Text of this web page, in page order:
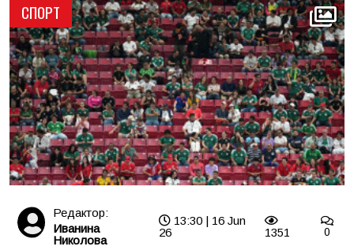
СПОРТ
Редактор:
Иванина
Николова
13:30 | 16 Jun
26
1351 0